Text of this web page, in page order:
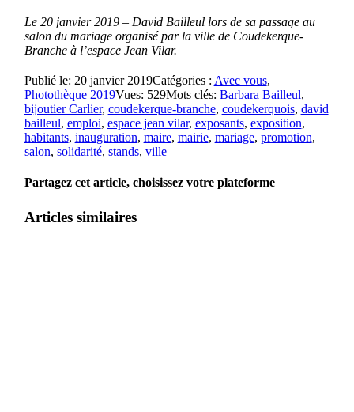
Le 20 janvier 2019 – David Bailleul lors de sa passage au
salon du mariage organisé par la ville de Coudekerque-
Branche à l’espace Jean Vilar.
Publié le: 20 janvier 2019Catégories : Avec vous,
Photothèque 2019Vues: 529Mots clés: Barbara Bailleul,
bijoutier Carlier, coudekerque-branche, coudekerquois, david
bailleul, emploi, espace jean vilar, exposants, exposition,
habitants, inauguration, maire, mairie, mariage, promotion,
salon, solidarité, stands, ville
Partagez cet article, choisissez votre plateforme
Articles similaires